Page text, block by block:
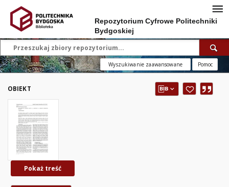
Repozytorium Cyfrowe Politechniki
Bydgoskiej
Wyszukiwanie zaawansowane Pomoc
OBIEKT
Pokaż treść